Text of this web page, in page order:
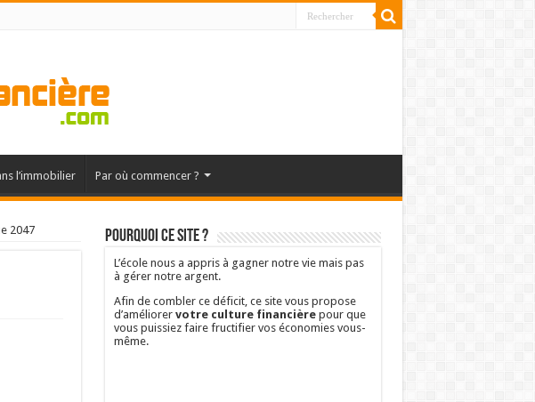
l’immobilier Par où commencer ?
2047 Pourquoi ce site ?
L’école nous a appris à gagner notre vie mais pas
à gérer notre argent.
Afin de combler ce déficit, ce site vous propose
d’améliorer votre culture financièrepour que
vous puissiez faire fructifier vos économies vous-
même.